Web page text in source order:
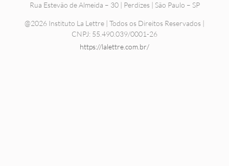
Rua Estevão de Almeida – 30 | Perdizes | São Paulo – SP
@2026 Instituto La Lettre | Todos os Direitos Reservados |
CNPJ: 55.490.039/0001-26
https://lalettre.com.br/